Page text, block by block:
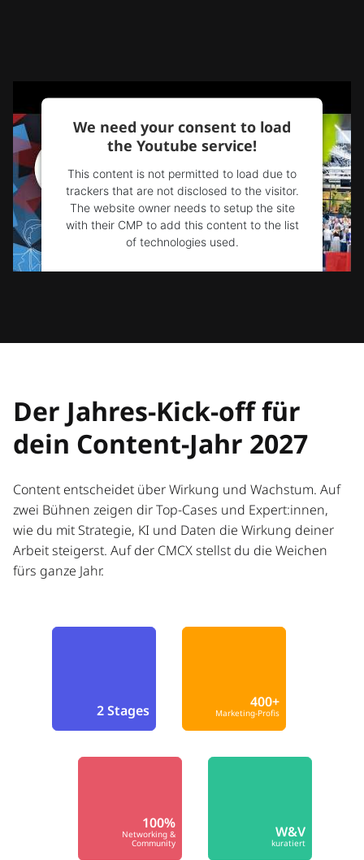
We need your consent to load
the Youtube service!
This content is not permitted to load due to
trackers that are not disclosed to the visitor.
The website owner needs to setup the site
with their CMP to add this content to the list
of technologies used.
Powered byUsercentrics Consent
Der Jahres-Kick-off für
dein Content-Jahr 2027
Content entscheidet über Wirkung und Wachstum. Auf
zwei Bühnen zeigen dir Top-Cases und Expert:innen,
wie du mit Strategie, KI und Daten die Wirkung deiner
Arbeit steigerst. Auf der CMCX stellst du die Weichen
fürs ganze Jahr.
2 Stages 400+
Marketing-Profis
100%
Networking &
Community
W&V
kuratiert